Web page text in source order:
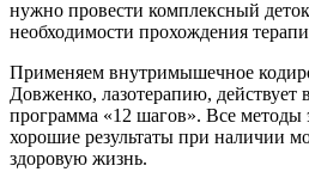
нужно провести комплексный
необходимости прохождения
Применяем внутримышечное
Довженко, лазотерапию, действует
программа «12 шагов». Все
хорошие результаты при наличии
здоровую жизнь.